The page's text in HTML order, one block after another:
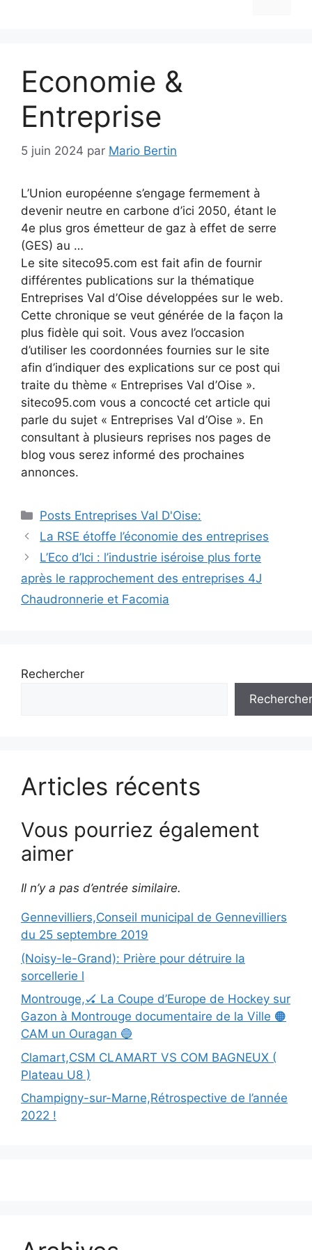
Economie &
Entreprise
5 juin 2024 par Mario Bertin
L’Union européenne s’engage fermement à
devenir neutre en carbone d’ici 2050, étant le
4e plus gros émetteur de gaz à effet de serre
(GES) au …
Le site siteco95.com est fait afin de fournir
différentes publications sur la thématique
Entreprises Val d’Oise développées sur le web.
Cette chronique se veut générée de la façon la
plus fidèle qui soit. Vous avez l’occasion
d’utiliser les coordonnées fournies sur le site
afin d’indiquer des explications sur ce post qui
traite du thème « Entreprises Val d’Oise ».
siteco95.com vous a concocté cet article qui
parle du sujet « Entreprises Val d’Oise ». En
consultant à plusieurs reprises nos pages de
blog vous serez informé des prochaines
annonces.
Catégories
Posts Entreprises Val D'Oise:
Navigation
des
La RSE étoffe l’économie des entreprises
L’Eco d’Ici : l’industrie iséroise plus forte
après le rapprochement des entreprises 4J
Chaudronnerie et Facomia
Rechercher
Rechercher
Articles récents
Vous pourriez également
aimer
Il n’y a pas d’entrée similaire.
Gennevilliers,Conseil municipal de Gennevilliers
du 25 septembre 2019
(Noisy-le-Grand): Prière pour détruire la
sorcellerie l
Montrouge,🏑 La Coupe d’Europe de Hockey sur
Gazon à Montrouge documentaire de la Ville 🟠
CAM un Ouragan 🔵
Clamart,CSM CLAMART VS COM BAGNEUX (
Plateau U8 )
Champigny-sur-Marne,Rétrospective de l’année
2022 !